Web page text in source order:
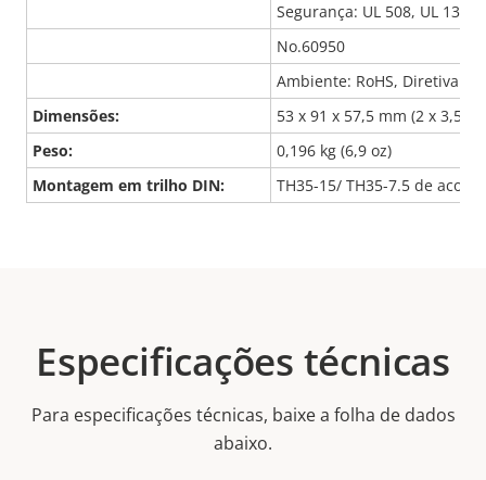
Segurança: UL 508, UL
No.60950
Ambiente: RoHS, Diretiva
Dimensões:
53 x 91 x 57,5 mm (2 x 3,5 x
Peso:
0,196 kg (6,9 oz)
Montagem em trilho DIN:
TH35-15/ TH35-7.5 de
Especificações técnicas
Para especificações técnicas, baixe a folha de dados
abaixo.